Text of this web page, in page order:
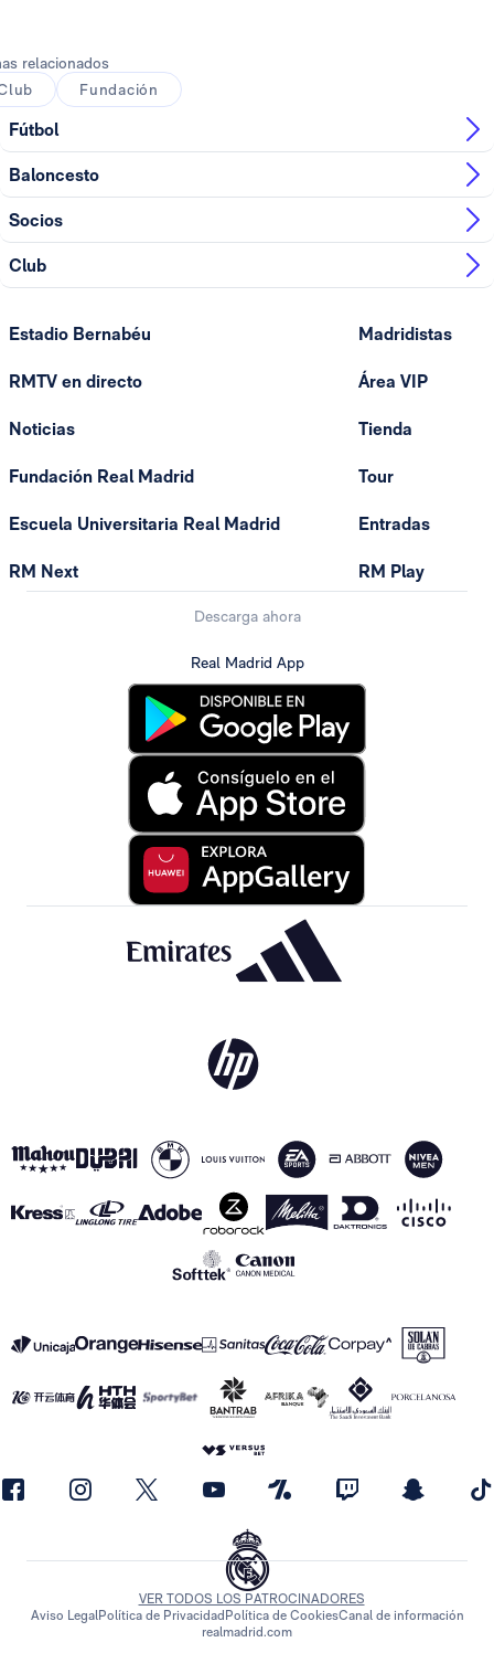
relacionados
Fundación
Fútbol
Baloncesto
Socios
Club
Estadio Bernabéu
RMTV en directo
Noticias
Fundación Real Madrid
Escuela Universitaria Real Madrid
RM Next
Madridistas
Área VIP
Tienda
Tour
Entradas
RM Play
Descarga ahora
Real Madrid App
VER TODOS LOS PATROCINADORES
Aviso LegalPolítica de Privacidad Política de CookiesCanal de información
realmadrid.com